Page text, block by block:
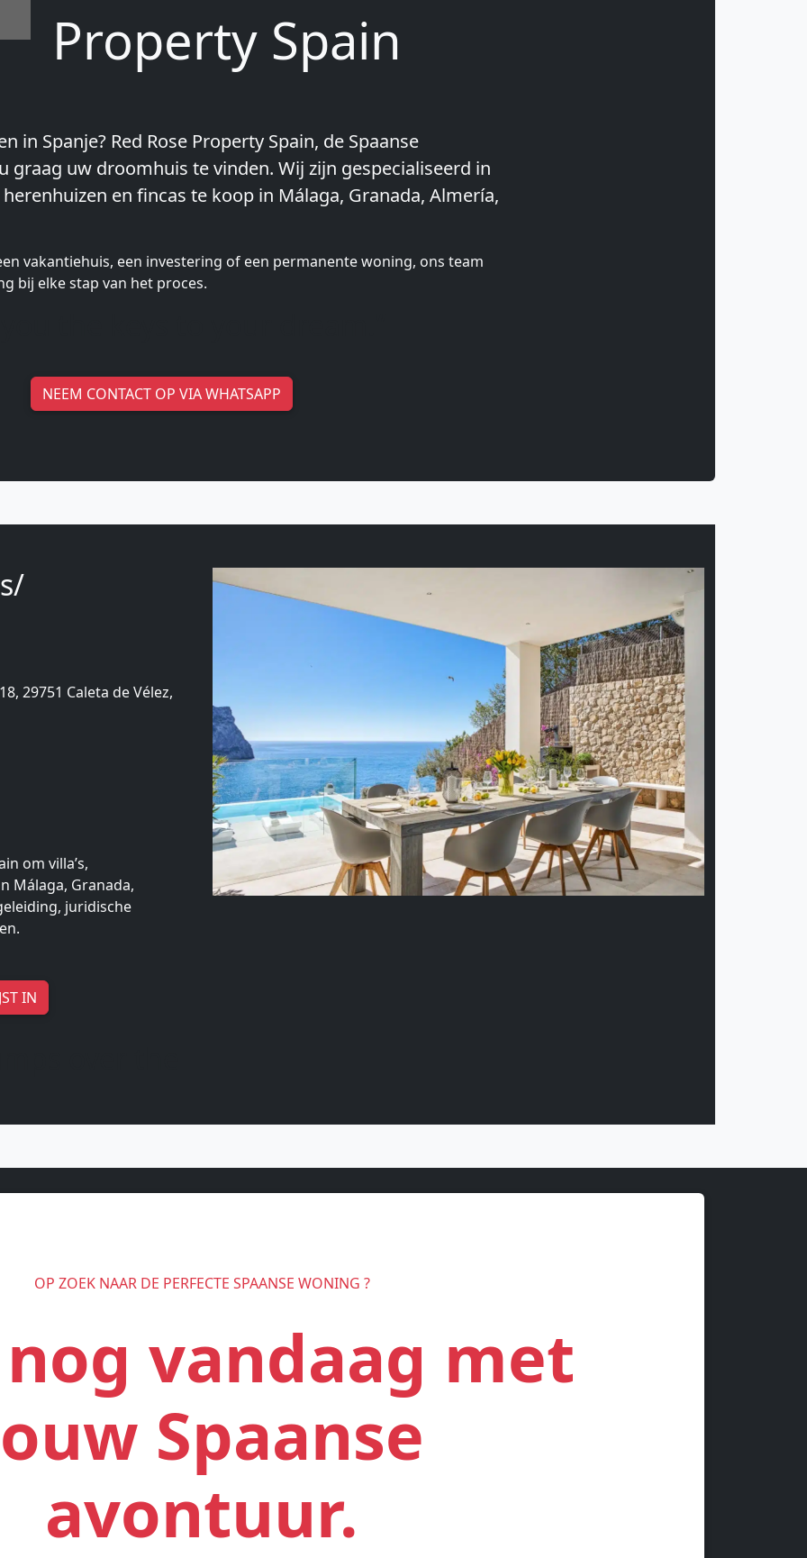
Property Spain
in Spanje? Red Rose Property Spain, de Spaanse
graag uw droomhuis te vinden. Wij zijn gespecialiseerd in
en fincas te koop in Málaga, Granada, Almería,
vakantiehuis, een investering of een permanente woning, ons team
bij elke stap van het proces.
NEEM CONTACT OP VIA WHATSAPP
29751 Caleta de Vélez,
om villa’s,
Málaga, Granada,
juridische
IN
OP ZOEK NAAR DE PERFECTE SPAANSE WONING ?
vandaag met
Spaanse
avontuur.